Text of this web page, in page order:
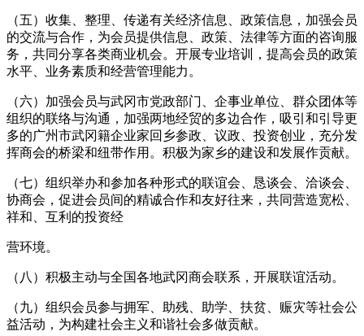
（五）收集、整理、传递有关经济信息、政策信息，加强会员
的交流与合作，为会员提供信息、政策、法律等方面的咨询服
务，共同分享各类商业机会。开展专业培训，提高会员的政策
水平、业务素质和经营管理能力。
（六）加强会员与武冈市党政部门、企事业单位、群众团体等
组织的联络与沟通，加强两地经贸的多边合作，吸引和引导更
多的广州市武冈籍企业家回乡参政、议政、投资创业，充分发
挥商会的桥梁和纽带作用。积极为家乡的建设和发展作贡献。
（七）组织举办和参加各种形式的联谊会、恳谈会、洽谈会、
协商会，促进会员间的精诚合作和友好往来，共同营造宽松、
祥和、互利的投资经
营环境。
（八）积极主动与全国各地武冈商会联系，开展联谊活动。
（九）组织会员参与拥军、助残、助学、扶贫、赈灾等社会公
益活动，为构建社会主义和谐社会多做贡献。